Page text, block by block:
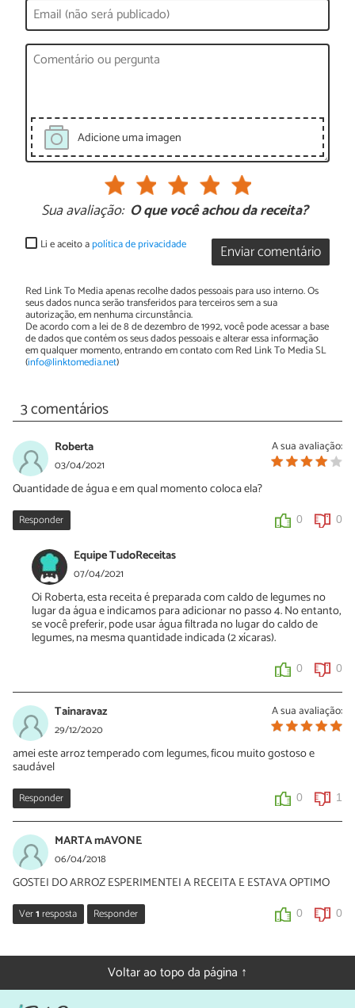
Adicione uma imagen
Sua avaliação: O que você achou da receita?
Enviar comentário
Li e aceito apolítica de privacidade
Red Link To Media apenas recolhe dados pessoais para uso interno. Os
seus dados nunca serão transferidos para terceiros sem a sua
autorização, em nenhuma circunstância.
De acordo com a lei de 8 de dezembro de 1992, você pode acessar a base
de dados que contém os seus dados pessoais e alterar essa informação
em qualquer momento, entrando em contato com Red Link To Media SL
(info@linktomedia.net)
3 comentários
A sua avaliação:
Roberta
03/04/2021
Quantidade de água e em qual momento coloca ela?
Responder 0 0
Equipe TudoReceitas
07/04/2021
Oi Roberta, esta receita é preparada com caldo de legumes no
lugar da água e indicamos para adicionar no passo 4. No entanto,
se você preferir, pode usar água filtrada no lugar do caldo de
legumes, na mesma quantidade indicada (2 xícaras).
0 0
A sua avaliação:
Tainaravaz
29/12/2020
amei este arroz temperado com legumes, ficou muito gostoso e
saudável
Responder 0 1
MARTA mAVONE
06/04/2018
GOSTEI DO ARROZ ESPERIMENTEI A RECEITA E ESTAVA OPTIMO
Ver1resposta Responder 0 0
06/04/2018
Que bom saber isso, Marta! Obrigada pelo seu comentário 😀
Voltar ao topo da página ↑